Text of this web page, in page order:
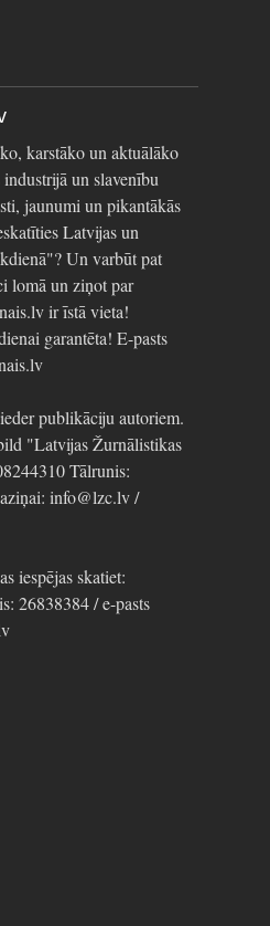
karstāko un aktuālāko
un slavenību
jaunumi un pikantākās
Latvijas un
Un varbūt pat
lomā un ziņot par
ir īstā vieta!
garantēta! E-pasts
publikāciju autoriem.
"Latvijas Žurnālistikas
Tālrunis:
info@lzc.lv /
iespējas skatiet:
26838384 / e-pasts